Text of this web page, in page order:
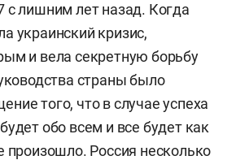
с лишним лет назад. Когда
украинский кризис,
и вела секретную борьбу
страны было
того, что в случае успеха
обо всем и все будет как
произошло. Россия несколько